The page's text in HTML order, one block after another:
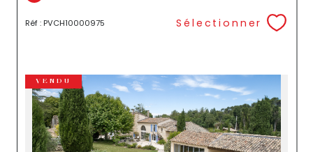
Réf : PVCH10000975 Sélectionner
VENDU